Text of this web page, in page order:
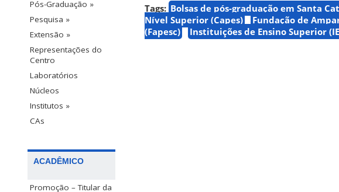
Pós-Graduação »
Pesquisa »
Extensão »
Representações do
Centro
Laboratórios
Núcleos
Institutos »
CAs
ACADÊMICO
Promoção – Titular da
Tags: Bolsas de pós-graduação em Santa
Nível Superior (Capes)
Fundação de
(Fapesc)
Instituições de Ensino Superior